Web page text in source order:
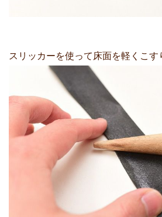
スリッカーを使って床面を軽くこす